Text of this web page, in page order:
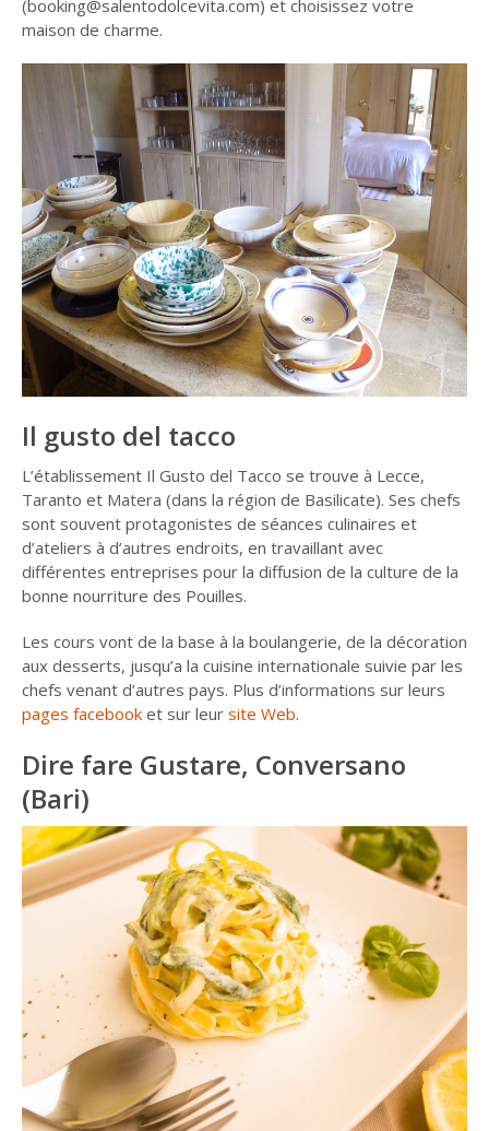
(booking@salentodolcevita.com) et choisissez votre
maison de charme.
Il gusto del tacco
L’établissement Il Gusto del Tacco se trouve à Lecce,
Taranto et Matera (dans la région de Basilicate). Ses chefs
sont souvent protagonistes de séances culinaires et
d’ateliers à d’autres endroits, en travaillant avec
différentes entreprises pour la diffusion de la culture de la
bonne nourriture des Pouilles.
Les cours vont de la base à la boulangerie, de la décoration
aux desserts, jusqu’a la cuisine internationale suivie par les
chefs venant d’autres pays. Plus d’informations sur leurs
pages facebooket sur leur site Web.
Dire fare Gustare, Conversano
(Bari)